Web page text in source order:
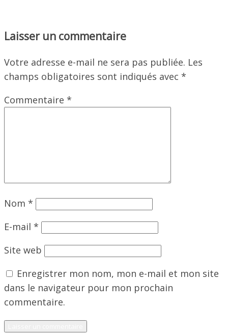
Laisser un commentaire
Votre adresse e-mail ne sera pas publiée. Les
champs obligatoires sont indiqués avec *
Commentaire *
Nom *
E-mail *
Site web
Enregistrer mon nom, mon e-mail et mon site
dans le navigateur pour mon prochain
commentaire.